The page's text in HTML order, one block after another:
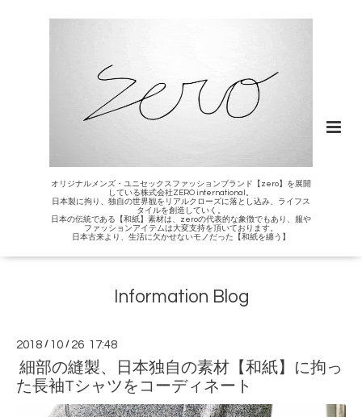
オリジナルメンズ・ユニセックスファッションブランド【zero】を展開
している株式会社ZERO international。
日本製に拘り、独自の世界観をリアルクローズに落とし込み、ライフス
タイルを創造していく。
日本の伝統である【和紙】素材は、zeroの代表的な象徴でもあり、服や
ファッションアイテムは大変支持を頂いております。
日本古来より、生活に欠かせないモノだった【和紙を纏う】
Information Blog
2018 / 10 / 26 17:48
細部の縫製、日本独自の素材【和紙】に拘っ
た長袖Tシャツをコーディネート